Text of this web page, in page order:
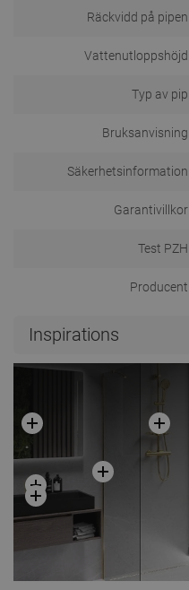
Räckvidd på pipen
Vattenutloppshöjd
Typ av pip
Bruksanvisning
Säkerhetsinformation
Garantivillkor
Test PZH
Producent
Inspirations